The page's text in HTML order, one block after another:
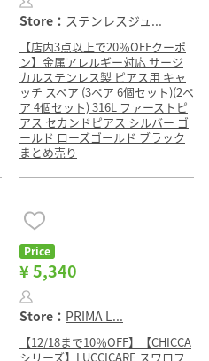
Store： ステンレスジュ...
【店内3点以上で20％OFFクーポ
ン】金属アレルギー対応 サージ
カルステンレス製 ピアス用 キャ
ッチ スペア (3ペア 6個セット)(2ペ
ア 4個セット) 316L ファーストピ
アス セカンドピアス シルバー ゴ
ールド ローズゴールド ブラック
まとめ売り
Price
¥ 5,340
Store： PRIMA L...
【12/18まで10％OFF】【CHICCA
シリーズ】LUCCICARE スワロフ